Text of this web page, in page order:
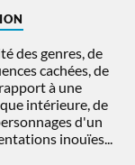
des genres, de
cachées, de
à une
intérieure, de
d'un
inouïes...